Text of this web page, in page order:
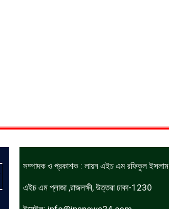
সম্পাদক ও প্রকাশক : লায়ন এইচ এম রফিকুল ইসলাম
এইচ এম প্লাজা ,রাজলক্ষী, উত্তরা ঢাকা-1230